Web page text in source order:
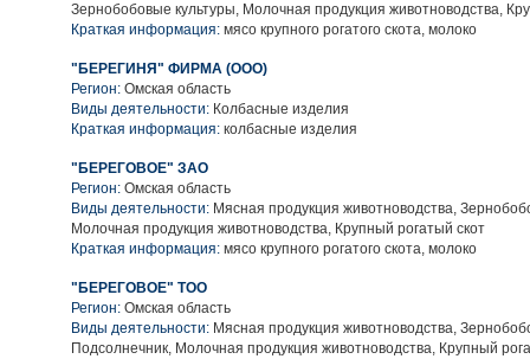
Зернобобовые культуры, Молочная продукция животноводства,
Краткая информация: мясо крупного рогатого скота, молоко
"БЕРЕГИНЯ" ФИРМА (ООО)
Регион: Омская область
Виды деятельности: Колбасные изделия
Краткая информация: колбасные изделия
"БЕРЕГОВОЕ" ЗАО
Регион: Омская область
Виды деятельности: Мясная продукция животноводства,
Молочная продукция животноводства, Крупный рогатый скот
Краткая информация: мясо крупного рогатого скота, молоко
"БЕРЕГОВОЕ" ТОО
Регион: Омская область
Виды деятельности: Мясная продукция животноводства,
Подсолнечник, Молочная продукция животноводства, Крупный